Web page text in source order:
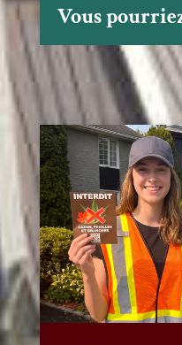
Vous